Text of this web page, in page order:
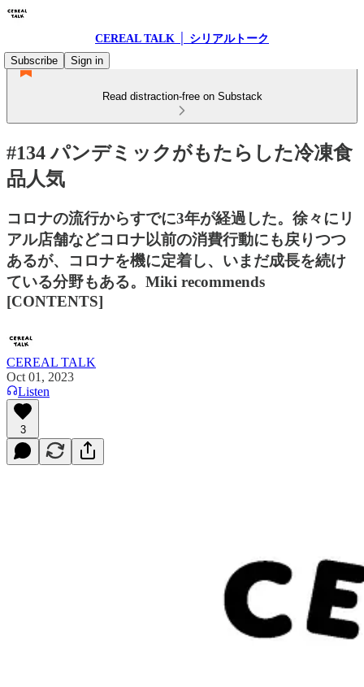
CEREAL TALK │ シリアルトーク
Subscribe
Sign in
Read distraction-free on Substack
#134 パンデミックがもたらした冷凍食
品人気
コロナの流行からすでに3年が経過した。徐々にリ
アル店舗などコロナ以前の消費行動にも戻りつつ
あるが、コロナを機に定着し、いまだ成長を続け
ている分野もある。Miki recommends
[CONTENTS]
CEREAL TALK
Oct 01, 2023
Listen
3